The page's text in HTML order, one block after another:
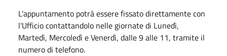
L'appuntamento potrà essere fissato direttamente con
l'Ufficio contattandolo nelle giornate di Lunedì,
Martedì, Mercoledì e Venerdì, dalle 9 alle 11, tramite il
numero di telefono.